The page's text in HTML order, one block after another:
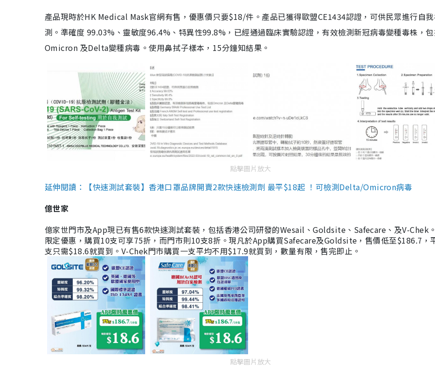
產品現時於HK Medical Mask官網有售，優惠價只要$18/件。產品已獲得歐盟CE1434認證，可供民眾進行自
測。準確度 99.03%、靈敏度96.4%、特異性99.8%，已經通過臨床實驗認證，有效檢測新冠病毒變種毒株，
Omicron 及Delta變種病毒。使用鼻拭子樣本，15分鐘知結果。
點擊圖片放大
延伸閱讀：【快速測試套裝】香港口罩品牌開賣2款快速檢測劑 最平$18起 ！可檢測Delta/Omicron病毒
億世家
億家世門市及App現已有售6款快速測試套裝，包括香港公司研發的Wesail、Goldsite、Safecare、及V-Chek
限定優惠，購買10支可享75折，而門市則10支8折。現凡於App購買Safecare及Goldsite，售價低至$186.7，
支只需$18.6就買到。V-Chek門市購買一支平均不用$17.9就買到，數量有限，售完即止。
點擊圖片放大